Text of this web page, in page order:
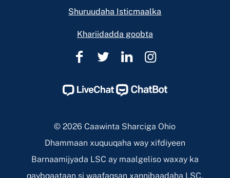
Shuruudaha Isticmaalka
Khariidadda goobta
Caawinta
Ohio
Page
Caawinta
Ohio
Page
Caawinta
Ohio
Page
Caawinta
Ohio
Page
© 2026 Caawinta Sharciga Ohio
Dhammaan xuquuqaha way xifdiyeen
Barnaamijyada LSC ay maalgeliso waxay ka
qaybqaataan si waafaqsan xannibaadaha LSC.